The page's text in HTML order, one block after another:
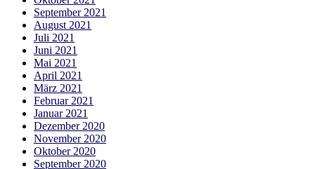
September 2021
August 2021
Juli 2021
Juni 2021
Mai 2021
April 2021
März 2021
Februar 2021
Januar 2021
Dezember 2020
November 2020
Oktober 2020
September 2020